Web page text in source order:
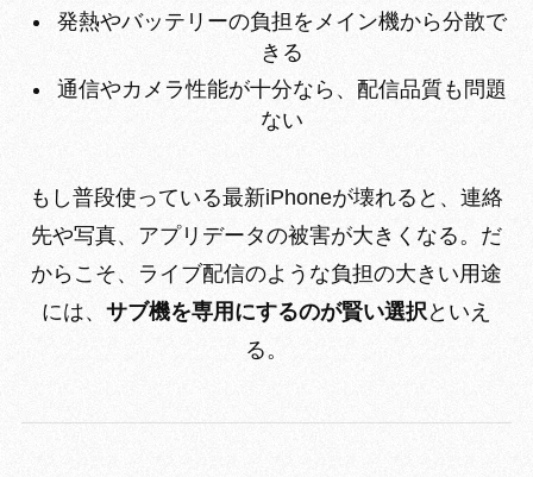
発熱やバッテリーの負担をメイン機から分散で
きる
通信やカメラ性能が十分なら、配信品質も問題
ない
もし普段使っている最新iPhoneが壊れると、連絡
先や写真、アプリデータの被害が大きくなる。だ
からこそ、ライブ配信のような負担の大きい用途
には、 サブ機を専用にするのが賢い選択 といえ
る。